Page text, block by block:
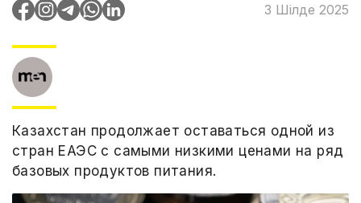
3 Шілде 2025
Казахстан продолжает оставаться одной из
стран ЕАЭС с самыми низкими ценами на ряд
базовых продуктов питания.